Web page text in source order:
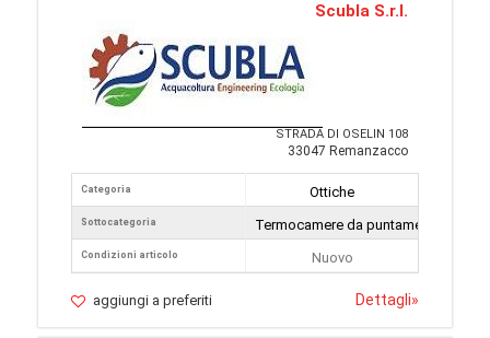
Scubla S.r.l.
STRADA DI OSELIN 108
33047 Remanzacco
Categoria
Sottocategoria
Condizioni articolo
Ottiche
Termocamere da puntamento
Nuovo
aggiungi a preferiti Dettagli»